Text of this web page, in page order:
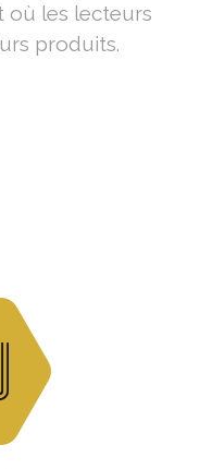
où les lecteurs
produits.